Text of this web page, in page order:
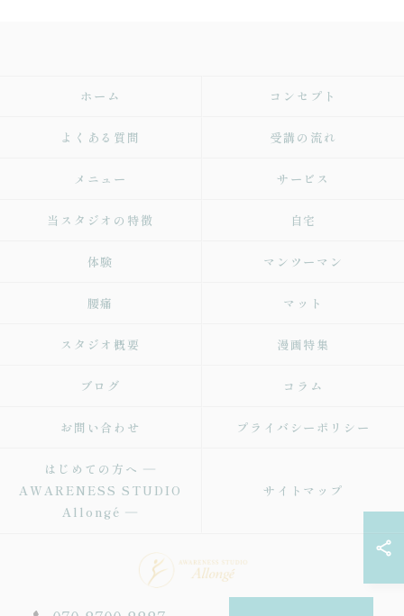
ホーム コンセプト
よくある質問 受講の流れ
メニュー サービス
当スタジオの特徴 自宅
体験 マンツーマン
腰痛 マット
スタジオ概要 漫画特集
ブログ コラム
お問い合わせ プライバシーポリシー
はじめての方へ ―
AWARENESS STUDIO
Allongé ―
サイトマップ